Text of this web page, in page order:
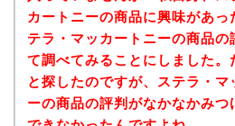
カートニーの商品に興味があっ
テラ・マッカートニーの商品の
て調べてみることにしました。
と探したのですが、ステラ・マ
ーの商品の評判がなかなかみつ